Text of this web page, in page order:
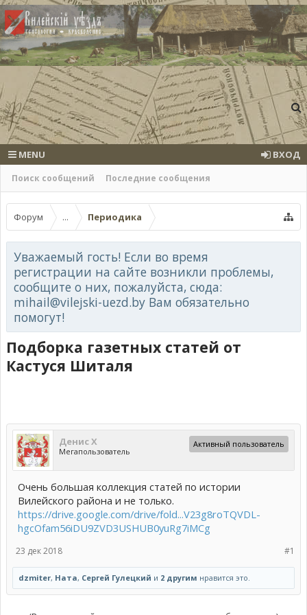
Поиск сообщений Последние сообщения
MENU ВХОД
Форум ... Периодика
Уважаемый гость! Если во время
регистрации на сайте возникли проблемы,
сообщите о них, пожалуйста, сюда:
mihail@vilejski-uezd.by Вам обязательно
помогут!
Подборка газетных статей от
Кастуся Шиталя
Денис Х
Мегапользователь
Активный пользователь
Очень большая коллекция статей по истории
Вилейского района и не только.
https://drive.google.com/drive/fold...V23g8roTQVDL-
hgcOfam56iDU9ZVD3USHUB0yuRg7iMCg
#1
23 дек 2018
dzmiter, Ната, Сергей Гулецкий и 2 другим нравится это.